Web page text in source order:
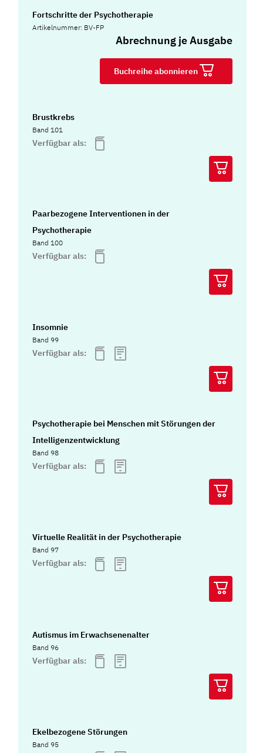
Fortschritte der Psychotherapie
Artikelnummer: BV-FP
Abrechnung je Ausgabe
Buchreihe abonnieren
Brustkrebs
Band 101
Verfügbar als:
Paarbezogene Interventionen in der
Psychotherapie
Band 100
Verfügbar als:
Insomnie
Band 99
Verfügbar als:
Psychotherapie bei Menschen mit Störungen der
Intelligenzentwicklung
Band 98
Verfügbar als:
Virtuelle Realität in der Psychotherapie
Band 97
Verfügbar als:
Autismus im Erwachsenenalter
Band 96
Verfügbar als:
Ekelbezogene Störungen
Band 95